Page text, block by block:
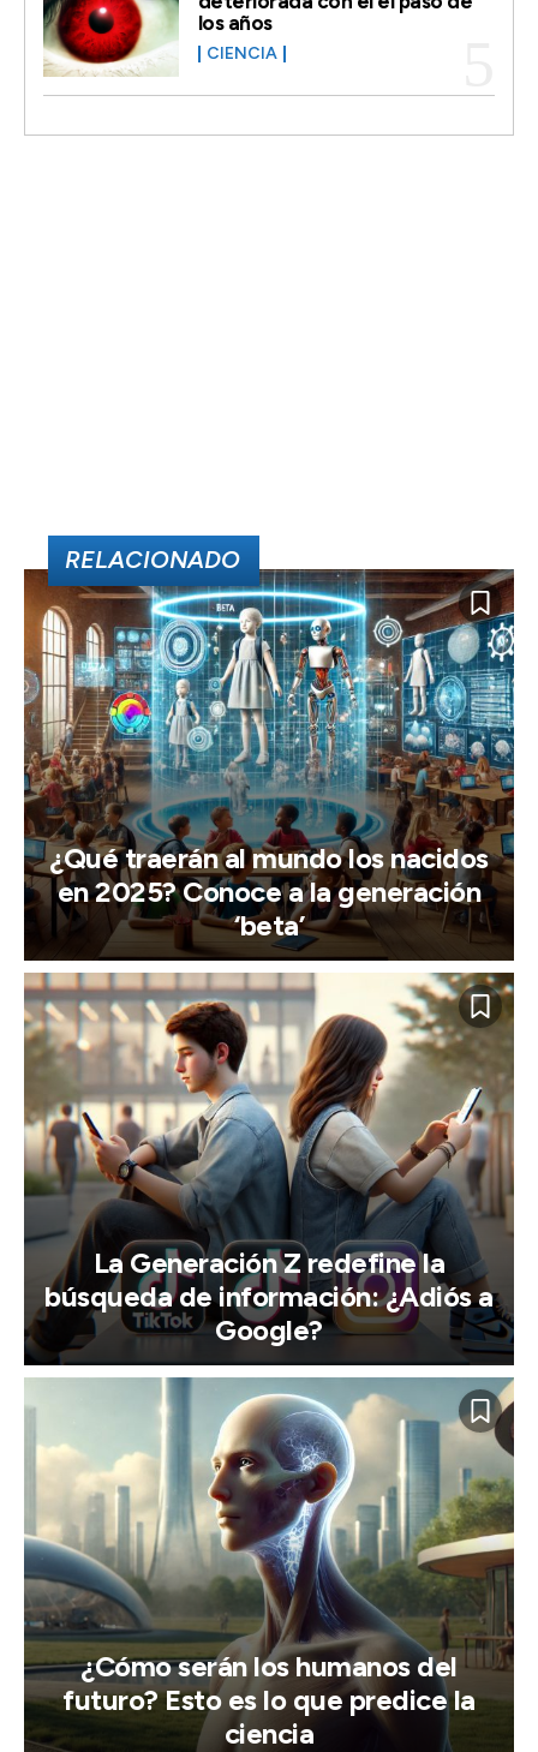
los años
CIENCIA
RELACIONADO
¿Qué traerán al mundo los nacidos
en 2025? Conoce a la generación
‘beta’
La Generación Z redefine la
búsqueda de información: ¿Adiós a
Google?
¿Cómo serán los humanos del
futuro? Esto es lo que predice la
ciencia